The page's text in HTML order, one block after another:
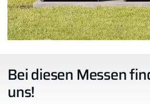
Bei diesen Messen
uns!
Produktberatung
Fachhandwerker finden
Wichtige Links